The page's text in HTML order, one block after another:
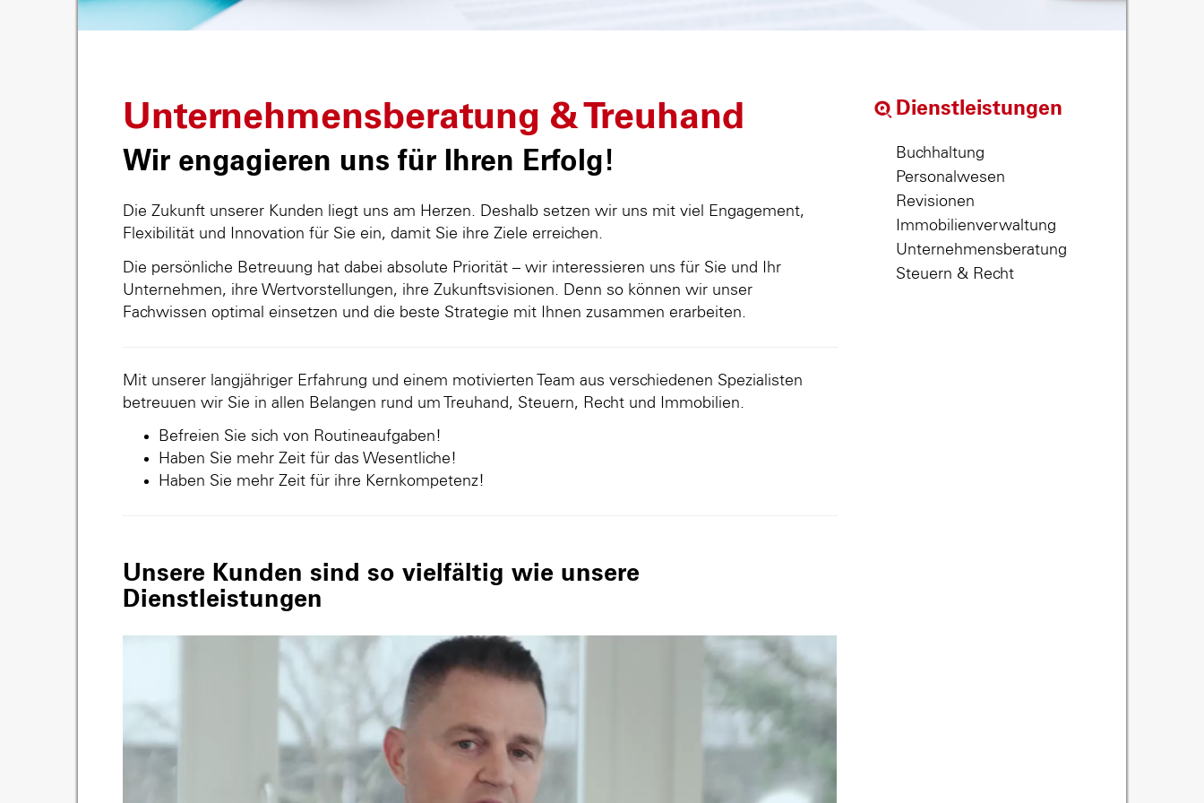
Unternehmensberatung & Treuhand
Wir engagieren uns für Ihren Erfolg!
Die Zukunft unserer Kunden liegt uns am Herzen. Deshalb setzen wir uns mit viel Engagement,
Flexibilität und Innovation für Sie ein, damit Sie ihre Ziele erreichen.
Die persönliche Betreuung hat dabei absolute Priorität – wir interessieren uns für Sie und Ihr
Unternehmen, ihre Wertvorstellungen, ihre Zukunftsvisionen. Denn so können wir unser
Fachwissen optimal einsetzen und die beste Strategie mit Ihnen zusammen erarbeiten.
Mit unserer langjähriger Erfahrung und einem motivierten Team aus verschiedenen Spezialisten
betreuuen wir Sie in allen Belangen rund um Treuhand, Steuern, Recht und Immobilien.
Befreien Sie sich von Routineaufgaben!
Haben Sie mehr Zeit für das Wesentliche!
Haben Sie mehr Zeit für ihre Kernkompetenz!
Unsere Kunden sind so vielfältig wie unsere
Dienstleistungen
Dienstleistungen
Buchhaltung
Personalwesen
Revisionen
Immobilienverwaltung
Unternehmensberatung
Steuern & Recht